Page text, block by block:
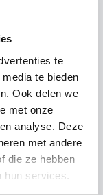
te
te bieden
Ook delen we
met onze
analyse. Deze
met andere
die ze hebben
hun services.
die
ogen hebt.
dan aan
van
vierkantin
trend. Of je
compositie